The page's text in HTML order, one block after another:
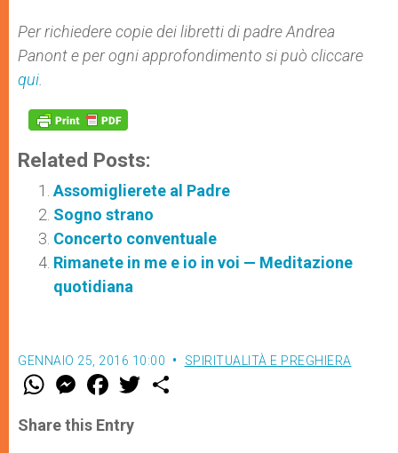
Per richiedere copie dei libretti di padre Andrea
Panont e per ogni approfondimento si può cliccare
qui
Related Posts:
Assomiglierete al Padre
Sogno strano
Concerto conventuale
Rimanete in me e io in voi — Meditazione
quotidiana
GENNAIO 25, 2016 10:00 SPIRITUALITÀ E PREGHIERA
W
t
s
M
e
s
e
F
a
e
b
w
Share this Entry